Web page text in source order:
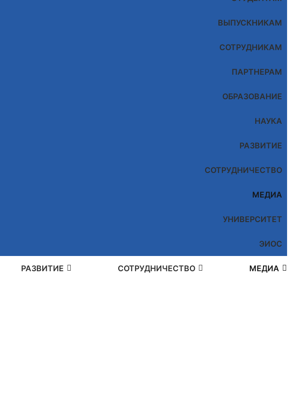
ВЫПУСКНИКАМ
СОТРУДНИКАМ
ПАРТНЕРАМ
ОБРАЗОВАНИЕ
НАУКА
РАЗВИТИЕ
СОТРУДНИЧЕСТВО
МЕДИА
УНИВЕРСИТЕТ
ЭИОС
РАЗВИТИЕ СОТРУДНИЧЕСТВО МЕДИА